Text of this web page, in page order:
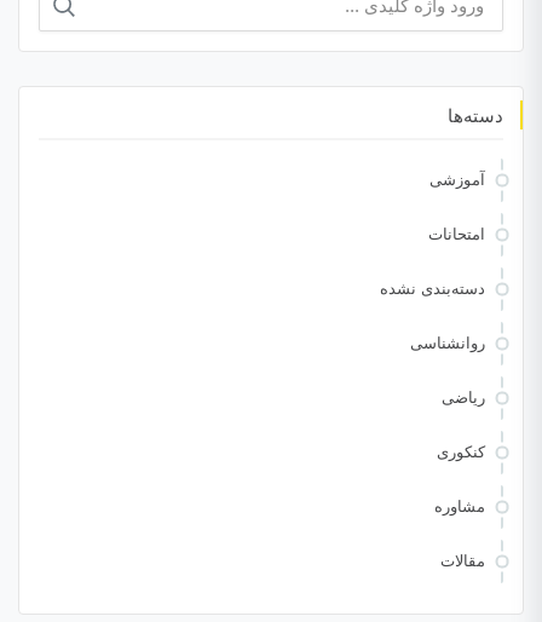
دسته‌ها
آموزشی
امتحانات
دسته‌بندی نشده
روانشناسی
ریاضی
کنکوری
مشاوره
مقالات